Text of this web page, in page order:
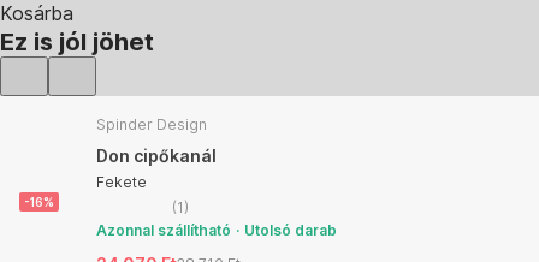
Kosárba
Ez is jól jöhet
-16%
Spinder Design
Don cipőkanál
Fekete
(1 )
Azonnal szállítható
Utolsó darab